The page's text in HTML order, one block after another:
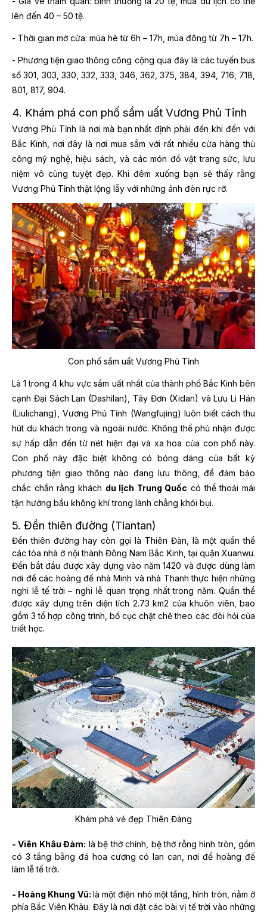
lên đến 40 – 50 tệ.
- Thời gian mở cửa: mùa hè từ 6h – 17h, mùa đông từ 7h – 17h.
- Phương tiện giao thông công cộng qua đây là các tuyến bus
số 301, 303, 330, 332, 333, 346, 362, 375, 384, 394, 716, 718,
801, 817, 904.
4. Khám phá con phố sầm uất Vương Phủ Tỉnh
Vương Phủ Tỉnh là nơi mà bạn nhất định phải đến khi đến với
Bắc Kinh, nơi đây là nơi mua sắm với rất nhiều cửa hàng thủ
công mỹ nghệ, hiệu sách, và các món đồ vật trang sức, lưu
niệm vô cùng tuyệt đẹp. Khi đêm xuống bạn sẽ thấy rằng
Vương Phủ Tỉnh thật lộng lẫy với những ánh đèn rực rỡ.
Con phố sầm uất Vương Phủ Tỉnh
Là 1 trong 4 khu vực sầm uất nhất của thành phố Bắc Kinh bên
cạnh Đại Sách Lan (Dashilan), Tây Đơn (Xidan) và Lưu Li Hán
(Liulichang), Vương Phủ Tỉnh (Wangfujing) luôn biết cách thu
hút du khách trong và ngoài nước. Không thể phủ nhận được
sự hấp dẫn đến từ nét hiện đại và xa hoa của con phố này.
Con phố này đặc biệt không có bóng dáng của bất kỳ
phương tiện giao thông nào đang lưu thông, để đảm bảo
chắc chắn rằng khách du lịch Trung Quốc có thể thoải mái
tận hưởng bầu không khí trong lành chẳng khói bụi.
5. Đền thiên đường (Tiantan)
Đền thiên đường hay còn gọi là Thiên Đàn, là một quần thể
các tòa nhà ở nội thành Đông Nam Bắc Kinh, tại quận Xuanwu.
Đền bắt đầu được xây dựng vào năm 1420 và được dùng làm
nơi để các hoàng đế nhà Minh và nhà Thanh thực hiện những
nghi lễ tế trời – nghi lễ quan trọng nhất trong năm. Quần thể
được xây dựng trên diện tích 2.73 km2 của khuôn viên, bao
gồm 3 tổ hợp công trình, bố cục chặt chẽ theo các đòi hỏi của
triết học.
Khám phá vẻ đẹp Thiên Đàng
-Viên Khâu Đàm: là bệ thờ chính, bệ thờ rỗng hình tròn, gồm
có 3 tầng bằng đá hoa cương có lan can, nơi để hoàng đế
làm lễ tế trời.
- Hoàng Khung Vũ: là một điện nhỏ một tầng, hình tròn, nằm ở
phía Bắc Viên Khâu. Đây là nơi đặt các bài vị tế trời vào những